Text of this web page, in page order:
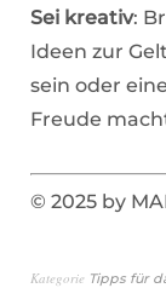
Sei kreativ:
Ideen zur
sein oder
Freude
© 2025 by
Kategorie Tipps für